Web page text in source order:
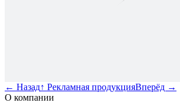
← Назад↑ Рекламная продукцияВперёд →
О компании